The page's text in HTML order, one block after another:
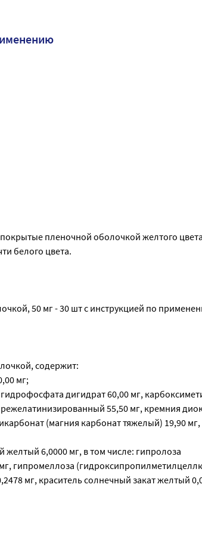
пленочной оболочкой желтого
белого цвета.
50 мг - 30 шт с инструкцией по
содержит:
мг;
дигидрат 60,00 мг,
55,50 мг, кремния
(магния карбонат тяжелый) 19,90
6,0000 мг, в том числе: гипролоза
гипромеллоза
мг, краситель солнечный закат желтый